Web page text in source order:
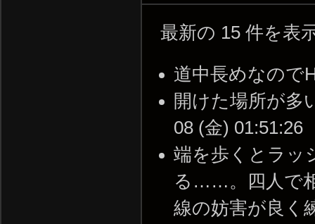
最新の 15 件を表
開けた場所が多い
08 (金) 01:51:26
端を歩くとラッ
る……。四人で
線の妨害が良く